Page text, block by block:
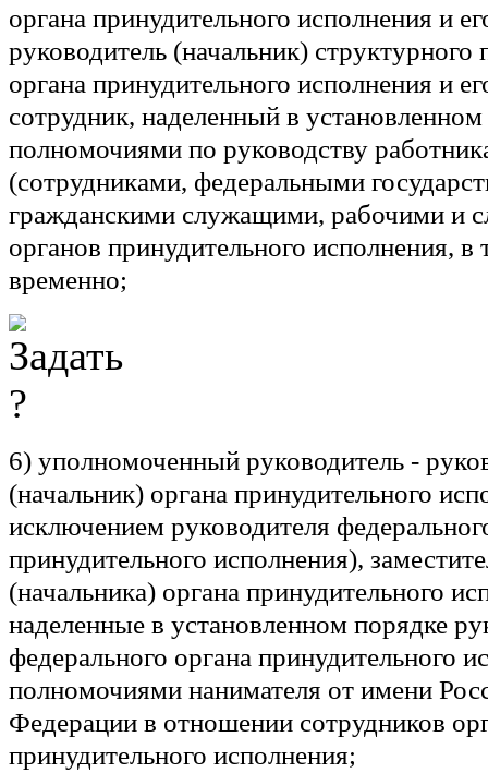
органа принудительного исполнения и
руководитель (начальник) структурного
органа принудительного исполнения и
сотрудник, наделенный в
полномочиями по руководству
(сотрудниками, федеральными
гражданскими служащими, рабочими и
органов принудительного исполнения, в
временно;
6) уполномоченный руководитель -
(начальник) органа принудительного
исключением руководителя
принудительного исполнения),
(начальника) органа принудительного
наделенные в установленном порядке
федерального органа принудительного
полномочиями нанимателя от имени
Федерации в отношении сотрудников
принудительного исполнения;